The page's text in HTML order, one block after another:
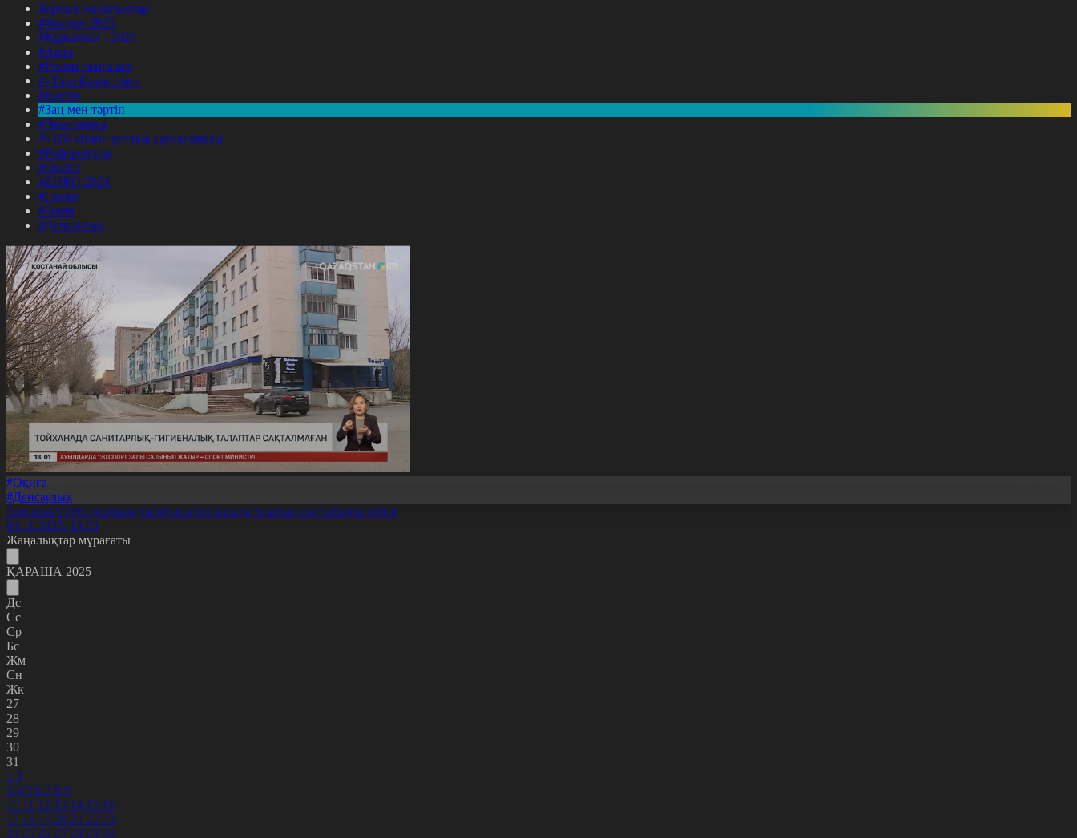
Барлық жаңалықтар
#Жолдау 2025
#Құрылтай - 2026
#Апта
#Ресми оқиғалар
#«Таза Қазақстан»
#Қоғам
#Заң мен тәртіп
#Экономика
#«100 кітап» ұлттық сауалнамасы
#Референдум
#Оқиға
#EURO 2024
#Спорт
#Әлем
#Денсаулық
#Оқиға
#Денсаулық
Арқалықта 86 адамның улануына тойханада тазалық сақталмауы себеп
04.11.2025, 13:03
Жаңалықтар мұрағаты
ҚАРАША 2025
Дс
Сс
Ср
Бс
Жм
Сн
Жк
27
28
29
30
31
1 2
3 4 5 6 7 8 9
10 11 12 13 14 15 16
17 18 19 20 21 22 23
24 25 26 27 28 29 30